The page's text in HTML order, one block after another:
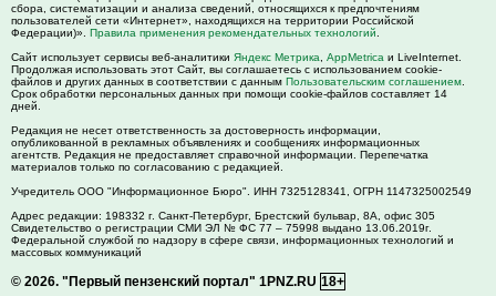
сбора, систематизации и анализа сведений, относящихся к предпочтениям
пользователей сети «Интернет», находящихся на территории Российской
Федерации)». Правила применения рекомендательных технологий
Сайт использует сервисы веб-аналитики Яндекс Метрика AppMetrica и LiveInternet.
Продолжая использовать этот Сайт, вы соглашаетесь с использованием cookie-
файлов и других данных в соответствии с данным Пользовательским соглашением
Срок обработки персональных данных при помощи cookie-файлов составляет 14
дней.
Редакция не несет ответственность за достоверность информации,
опубликованной в рекламных объявлениях и сообщениях информационных
агентств. Редакция не предоставляет справочной информации. Перепечатка
материалов только по согласованию с редакцией.
Учредитель ООО "Информационное Бюро". ИНН 7325128341, ОГРН 1147325002549
Адрес редакции: 198332 г. Санкт-Петербург, Брестский бульвар, 8А, офис 305
Свидетельство о регистрации СМИ ЭЛ № ФС 77 – 75998 выдано 13.06.2019г.
Федеральной службой по надзору в сфере связи, информационных технологий и
массовых коммуникаций
© 2026. "Первый пензенский портал" 1PNZ.RU 18+